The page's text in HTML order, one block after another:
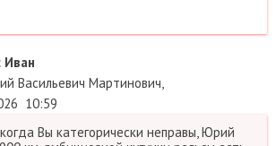
Иван
Васильевич Мартинович
10:59
Вы категорически неправы, Юрий